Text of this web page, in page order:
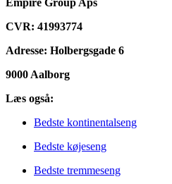
Empire Group Aps
CVR: 41993774
Adresse: Holbergsgade 6
9000 Aalborg
Læs også:
Bedste kontinentalseng
Bedste køjeseng
Bedste tremmeseng